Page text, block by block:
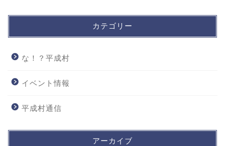
カテゴリー
な！？平成村
イベント情報
平成村通信
アーカイブ